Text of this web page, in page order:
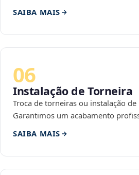
SAIBA MAIS
06
Instalação de Torneira
Troca de torneiras ou instalação
Garantimos um acabamento
SAIBA MAIS